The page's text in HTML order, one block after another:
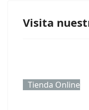
Visita
Tienda Online